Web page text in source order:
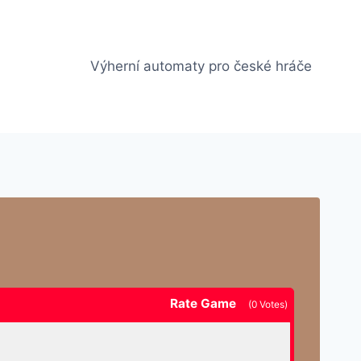
Výherní automaty pro české hráče
Rate Game (0 Votes)